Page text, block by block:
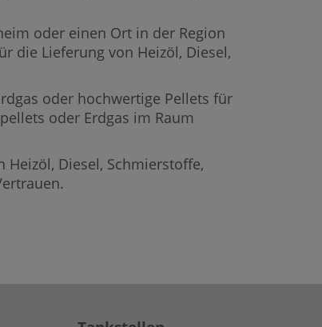
oder einen Ort in der Region
die Lieferung von Heizöl, Diesel,
oder hochwertige Pellets für
oder Erdgas im Raum
Diesel, Schmierstoffe,